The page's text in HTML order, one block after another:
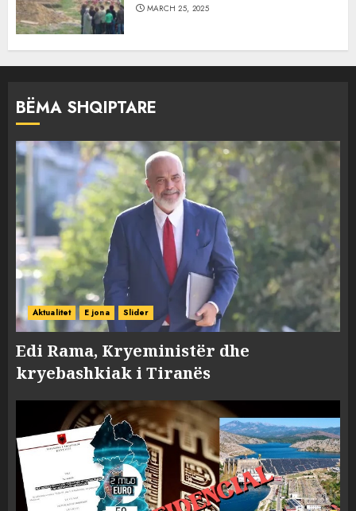
MARCH 25, 2025
BËMA SHQIPTARE
Aktualitet E jona Slider
Edi Rama, Kryeministër dhe
kryebashkiak i Tiranës